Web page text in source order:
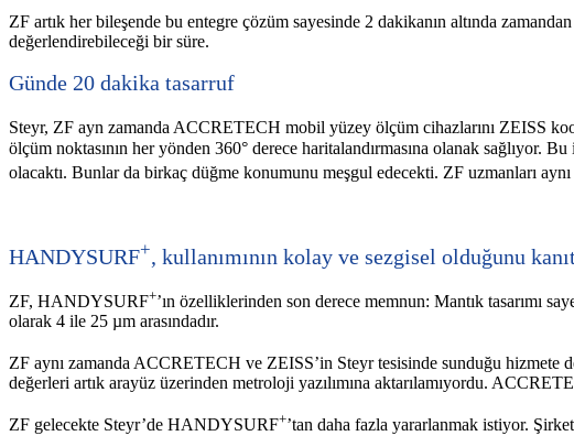
ZF artık her bileşende bu entegre çözüm sayesinde 2 dakikanın altında
değerlendirebileceği bir süre.
Günde 20 dakika tasarruf
Steyr, ZF ayn zamanda ACCRETECH mobil yüzey ölçüm cihazlarını ZEISS
ölçüm noktasının her yönden 360° derece haritalandırmasına olanak
olacaktı. Bunlar da birkaç düğme konumunu meşgul edecekti. ZF uzmanları
HANDYSURF+ , kullanımının kolay ve sezgisel olduğunu
ZF, HANDYSURF+’ın özelliklerinden son derece memnun: Mantık tasarımı
olarak 4 ile 25 µm arasındadır.
ZF aynı zamanda ACCRETECH ve ZEISS’in Steyr tesisinde sunduğu
değerleri artık arayüz üzerinden metroloji yazılımına aktarılamıyordu.
ZF gelecekte Steyr’de HANDYSURF+’tan daha fazla yararlanmak istiyor.